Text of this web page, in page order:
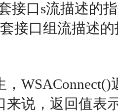
接口s流描述的
接口组流描述
，
来说，返回值表